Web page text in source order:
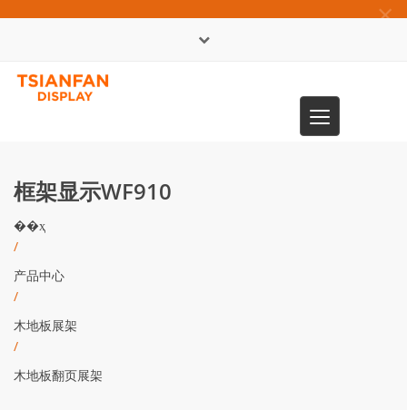
×
Toggle
navigation
框架显示WF910
��ҳ
/
产品中心
/
木地板展架
/
木地板翻页展架